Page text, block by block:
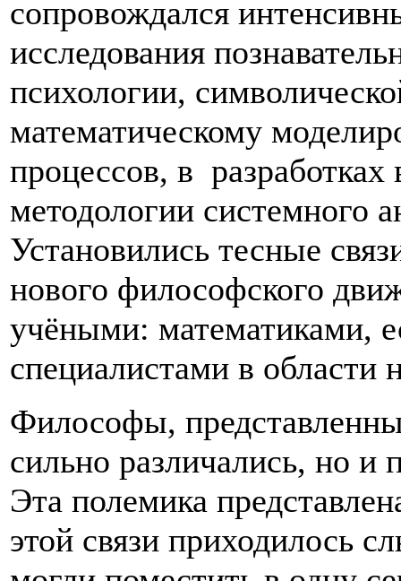
сопровождался
исследования
психологии,
математическому
процессов, в разработках
методологии системного
Установились тесные
нового философского
учёными: математиками,
специалистами в области
Философы,
сильно различались, но и
Эта полемика
этой связи приходилось